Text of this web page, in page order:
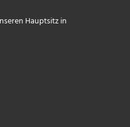
Hauptsitz in